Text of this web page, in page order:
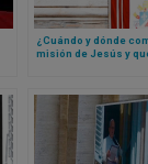
¿Cuándo y dónde
misión de Jesús y